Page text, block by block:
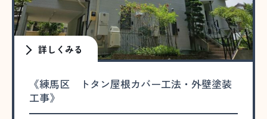
《練馬区 トタン屋根カバー工法・外壁塗装
工事》
詳しくみる